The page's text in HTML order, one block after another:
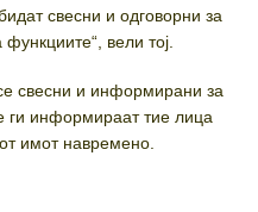
свесни и одговорни за
вели тој.
свесни и информирани за
ги информираат тие лица
имот навремено.